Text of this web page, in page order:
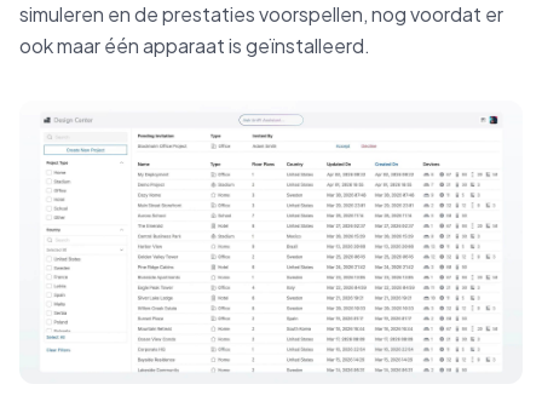
simuleren en de prestaties voorspellen, nog voordat er
ook maar één apparaat is geïnstalleerd.